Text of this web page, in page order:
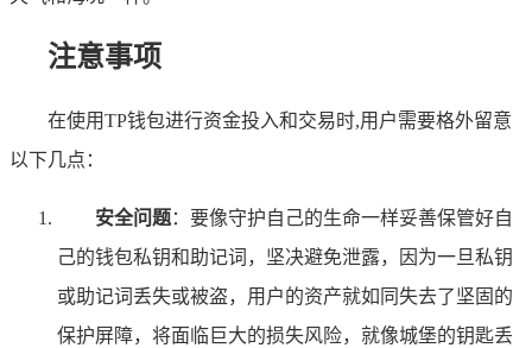
注意事项
在使用TP钱包进行资金投入和交易时,用户需要格外留意
以下几点：
安全问题：要像守护自己的生命一样妥善保管好自
己的钱包私钥和助记词，坚决避免泄露，因为一旦私钥
或助记词丢失或被盗，用户的资产就如同失去了坚固的
保护屏障，将面临巨大的损失风险，就像城堡的钥匙丢